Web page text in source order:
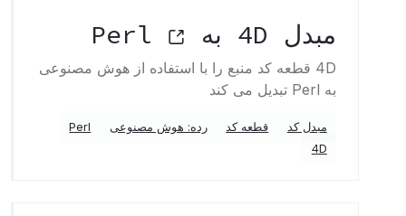
مبدل 4D به Perl
4D قطعه کد منبع را با استفاده از هوش مصنوعی
به Perl تبدیل می کند
مبدل کد قطعه کد رده: هوش مصنوعی
Perl
4D